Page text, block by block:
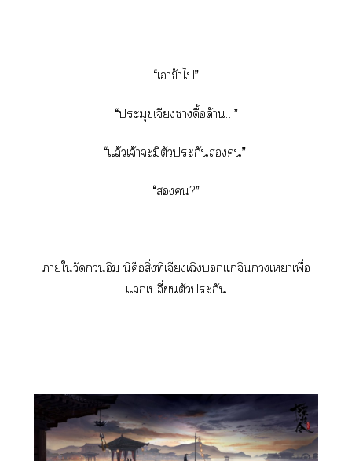
“เาข้าไ”
“ประมุขเจียงช่างดื้อด้าน…”
“แล้วเจ้าะมีตัวประกัน”
“?”
าใวัดกวนอิม นี่คือสิ่งที่เจียงเฉิแก่จิเาเพื่อ
แเปลี่ยนตัวประกัน